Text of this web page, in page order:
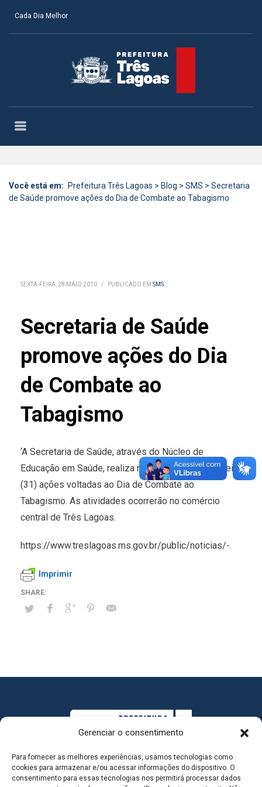
Gerenciar o consentimento
Para fornecer as melhores experiências, usamos tecnologias como
cookies para armazenar e/ou acessar informações do dispositivo. O
consentimento para essas tecnologias nos permitirá processar dados
Cada Dia Melhor
Você está em: Prefeitura Três Lagoas > Blog > SMS > Secretaria
de Saúde promove ações do Dia de Combate ao Tabagismo
SEXTA-FEIRA, 28 MAIO 2010 / PUBLICADO EM SMS
Secretaria de Saúde
promove ações do Dia
de Combate ao
Tabagismo
‘A Secretaria de Saúde, através do Núcleo de
Educação em Saúde, realiza na próxima segunda-feira
(31) ações voltadas ao Dia de Combate ao
Tabagismo. As atividades ocorrerão no comércio
central de Três Lagoas.
https://www.treslagoas.ms.gov.br/public/noticias/-.
Imprimir